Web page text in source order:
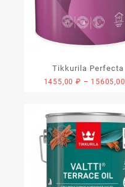
Tikkurila Perfecta
1455,00₽ –